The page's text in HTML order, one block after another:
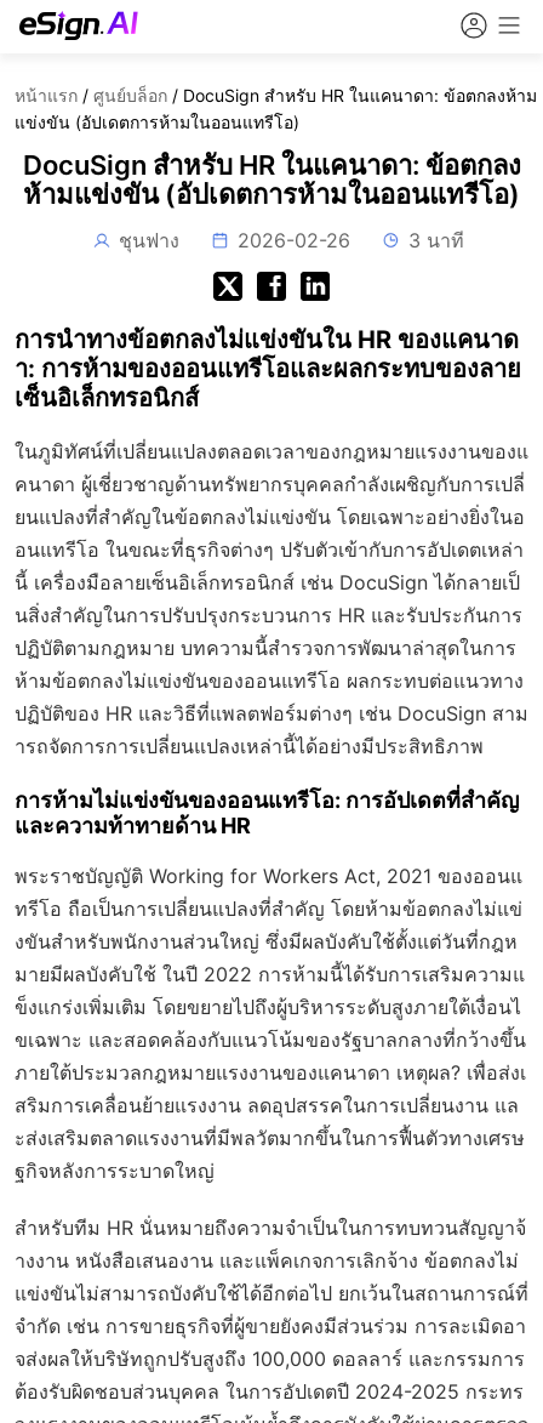
หน้าแรก / ศูนย์บล็อก / DocuSign สำหรับ HR ในแคนาดา: ข้อตกลงห้าม
แข่งขัน (อัปเดตการห้ามในออนแทรีโอ)
DocuSign สำหรับ HR ในแคนาดา: ข้อตกลง
ห้ามแข่งขัน (อัปเดตการห้ามในออนแทรีโอ)
ชุนฟาง 2026-02-26 3 นาที
การนำทางข้อตกลงไม่แข่งขันใน HR ของแคนาด
า: การห้ามของออนแทรีโอและผลกระทบของลาย
เซ็นอิเล็กทรอนิกส์
ในภูมิทัศน์ที่เปลี่ยนแปลงตลอดเวลาของกฎหมายแรงงานของแ
คนาดา ผู้เชี่ยวชาญด้านทรัพยากรบุคคลกำลังเผชิญกับการเปลี่
ยนแปลงที่สำคัญในข้อตกลงไม่แข่งขัน โดยเฉพาะอย่างยิ่งในอ
อนแทรีโอ ในขณะที่ธุรกิจต่างๆ ปรับตัวเข้ากับการอัปเดตเหล่า
นี้ เครื่องมือลายเซ็นอิเล็กทรอนิกส์ เช่น DocuSign ได้กลายเป็
นสิ่งสำคัญในการปรับปรุงกระบวนการ HR และรับประกันการ
ปฏิบัติตามกฎหมาย บทความนี้สำรวจการพัฒนาล่าสุดในการ
ห้ามข้อตกลงไม่แข่งขันของออนแทรีโอ ผลกระทบต่อแนวทาง
ปฏิบัติของ HR และวิธีที่แพลตฟอร์มต่างๆ เช่น DocuSign สาม
ารถจัดการการเปลี่ยนแปลงเหล่านี้ได้อย่างมีประสิทธิภาพ
การห้ามไม่แข่งขันของออนแทรีโอ: การอัปเดตที่สำคัญ
และความท้าทายด้าน HR
พระราชบัญญัติ Working for Workers Act, 2021 ของออนแ
ทรีโอ ถือเป็นการเปลี่ยนแปลงที่สำคัญ โดยห้ามข้อตกลงไม่แข่
งขันสำหรับพนักงานส่วนใหญ่ ซึ่งมีผลบังคับใช้ตั้งแต่วันที่กฎห
มายมีผลบังคับใช้ ในปี 2022 การห้ามนี้ได้รับการเสริมความแ
ข็งแกร่งเพิ่มเติม โดยขยายไปถึงผู้บริหารระดับสูงภายใต้เงื่อนไ
ขเฉพาะ และสอดคล้องกับแนวโน้มของรัฐบาลกลางที่กว้างขึ้น
ภายใต้ประมวลกฎหมายแรงงานของแคนาดา เหตุผล? เพื่อส่งเ
สริมการเคลื่อนย้ายแรงงาน ลดอุปสรรคในการเปลี่ยนงาน แล
ะส่งเสริมตลาดแรงงานที่มีพลวัตมากขึ้นในการฟื้นตัวทางเศรษ
ฐกิจหลังการระบาดใหญ่
สำหรับทีม HR นั่นหมายถึงความจำเป็นในการทบทวนสัญญาจ้
างงาน หนังสือเสนองาน และแพ็คเกจการเลิกจ้าง ข้อตกลงไม่
แข่งขันไม่สามารถบังคับใช้ได้อีกต่อไป ยกเว้นในสถานการณ์ที่
จำกัด เช่น การขายธุรกิจที่ผู้ขายยังคงมีส่วนร่วม การละเมิดอา
จส่งผลให้บริษัทถูกปรับสูงถึง 100,000 ดอลลาร์ และกรรมการ
ต้องรับผิดชอบส่วนบุคคล ในการอัปเดตปี 2024-2025 กระทร